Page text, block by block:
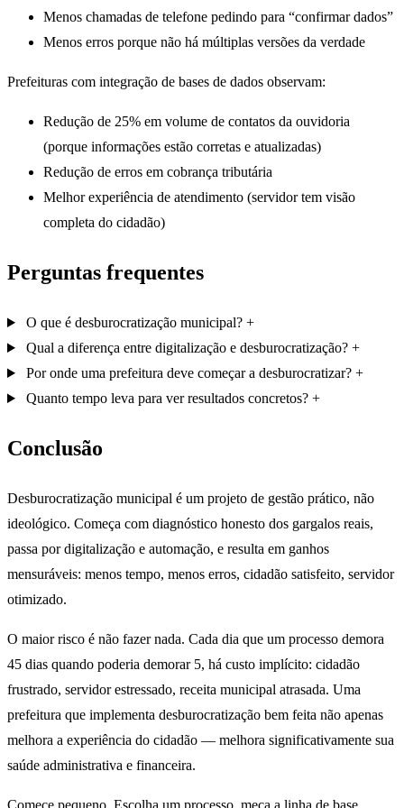
Menos chamadas de telefone pedindo para “confirmar dados”
Menos erros porque não há múltiplas versões da verdade
Prefeituras com integração de bases de dados observam:
Redução de 25% em volume de contatos da ouvidoria
(porque informações estão corretas e atualizadas)
Redução de erros em cobrança tributária
Melhor experiência de atendimento (servidor tem visão
completa do cidadão)
Perguntas frequentes
O que é desburocratização municipal?
Qual a diferença entre digitalização e desburocratização?
Por onde uma prefeitura deve começar a desburocratizar?
Quanto tempo leva para ver resultados concretos?
Conclusão
Desburocratização municipal é um projeto de gestão prático, não
ideológico. Começa com diagnóstico honesto dos gargalos reais,
passa por digitalização e automação, e resulta em ganhos
mensuráveis: menos tempo, menos erros, cidadão satisfeito, servidor
otimizado.
O maior risco é não fazer nada. Cada dia que um processo demora
45 dias quando poderia demorar 5, há custo implícito: cidadão
frustrado, servidor estressado, receita municipal atrasada. Uma
prefeitura que implementa desburocratização bem feita não apenas
melhora a experiência do cidadão — melhora significativamente sua
saúde administrativa e financeira.
Comece pequeno. Escolha um processo, meça a linha de base,